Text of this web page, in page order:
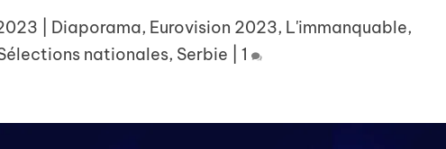
Diaporama, Eurovision 2023, L'immanquable,
nationales, Serbie 1